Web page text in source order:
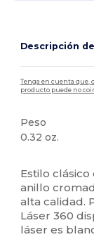
Descripción
Tenga en cuenta que,
producto puede no
Peso
0.32 oz.
Estilo
anillo
alta calidad.
Láser 360
láser es